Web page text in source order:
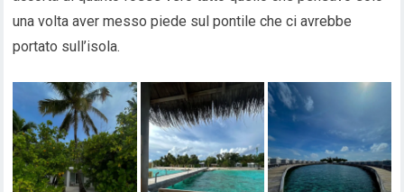
una volta aver messo piede sul pontile che ci avrebbe
portato sull’isola.